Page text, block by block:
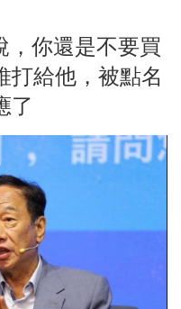
，你還是不要買
給他，被點名
了